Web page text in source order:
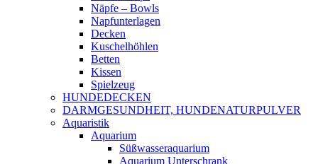
Näpfe – Bowls
Napfunterlagen
Decken
Kuschelhöhlen
Betten
Kissen
Spielzeug
HUNDEDECKEN
DARMGESUNDHEIT, HUNDENATURPULVER
Aquaristik
Aquarium
Süßwasseraquarium
Aquarium Unterschrank